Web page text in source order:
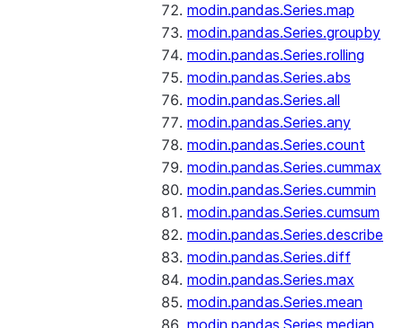
modin.pandas.Series.map
modin.pandas.Series.groupby
modin.pandas.Series.rolling
modin.pandas.Series.abs
modin.pandas.Series.all
modin.pandas.Series.any
modin.pandas.Series.count
modin.pandas.Series.cummax
modin.pandas.Series.cummin
modin.pandas.Series.cumsum
modin.pandas.Series.describe
modin.pandas.Series.diff
modin.pandas.Series.max
modin.pandas.Series.mean
modin.pandas.Series.median